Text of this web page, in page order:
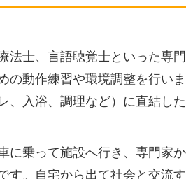
法士、言語聴覚士といった専門
の動作練習や環境調整を行いま
、入浴、調理など）に直結した
に乗って施設へ行き、専門家か
す。自宅から出て社会と交流す